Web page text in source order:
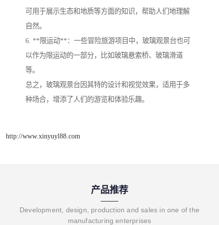
可用于展示生态和地质等方面的知识，帮助人们地理解
自然。
6. **限运动**：一些冒险旅游项目中，玻璃观景台也可
以作为限运动的一部分，比如玻璃悬索桥、玻璃滑道
等。
总之，玻璃观景台因其特的设计和视觉效果，适用于多
种场合，增添了人们的游览和体验乐趣。
http://www.xinyuyl88.com
产品推荐
Development, design, production and sales in one of the
manufacturing enterprises